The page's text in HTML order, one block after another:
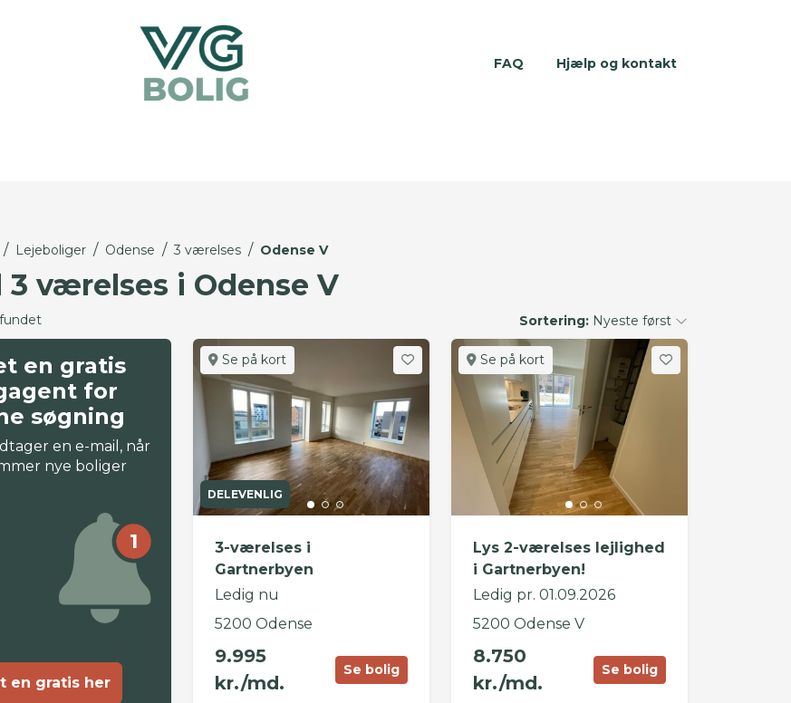
FAQ Hjælp og kontakt
/ Lejeboliger / Odense / 3 værelses / Odense V
3 værelses i Odense V
Sortering: Nyeste først
en gratis
for
søgning
en e-mail, når
nye boliger
1
en gratis her
Se på kort
DELEVENLIG
3-værelses i
Gartnerbyen
Ledig nu
5200 Odense
9.995
kr./md.
Se bolig
Se på kort
Lys 2-værelses lejlighed
i Gartnerbyen!
Ledig pr. 01.09.2026
5200 Odense V
8.750
kr./md.
Se bolig